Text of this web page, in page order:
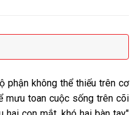
phận không thể thiếu trên cơ
mưu toan cuộc sống trên cõi